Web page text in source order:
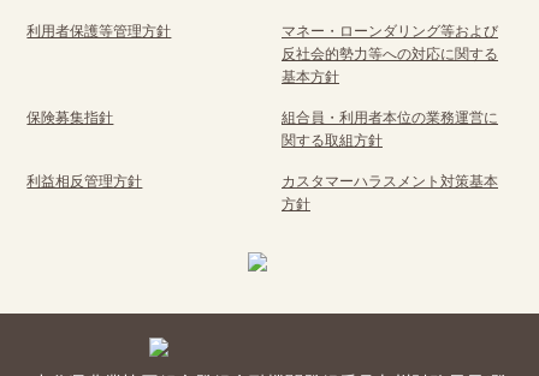
利用者保護等管理方針
マネー・ローンダリング等および
反社会的勢力等への対応に関する
基本方針
保険募集指針
組合員・利用者本位の業務運営に
関する取組方針
利益相反管理方針
カスタマーハラスメント対策基本
方針